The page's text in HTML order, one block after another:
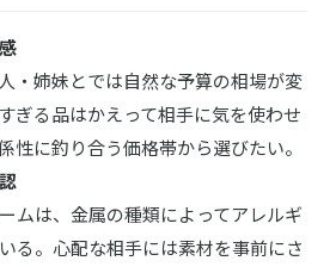
・姉妹とでは自然な予算の相場が変
ぎる品はかえって相手に気を使わせ
性に釣り合う価格帯から選びたい。
ムは、金属の種類によってアレルギ
る。心配な相手には素材を事前にさ